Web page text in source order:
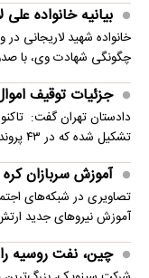
بیانیه خانواده علی
خانواده شهید لاریجانی
چگونگی شهادت وی، با
جزئیات توقیف
تشکیل شده که در ۴۳ پرونده، قرار جلب دادرسی صادر شده اس…
آموزش سربازان
تصاویری در شبکه‌های
آموزش نیروهای جدید
چین، نفت روسیه